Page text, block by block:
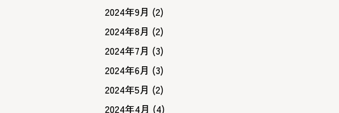
2024年9月 (2)
2024年8月 (2)
2024年7月 (3)
2024年6月 (3)
2024年5月 (2)
2024年4月 (4)